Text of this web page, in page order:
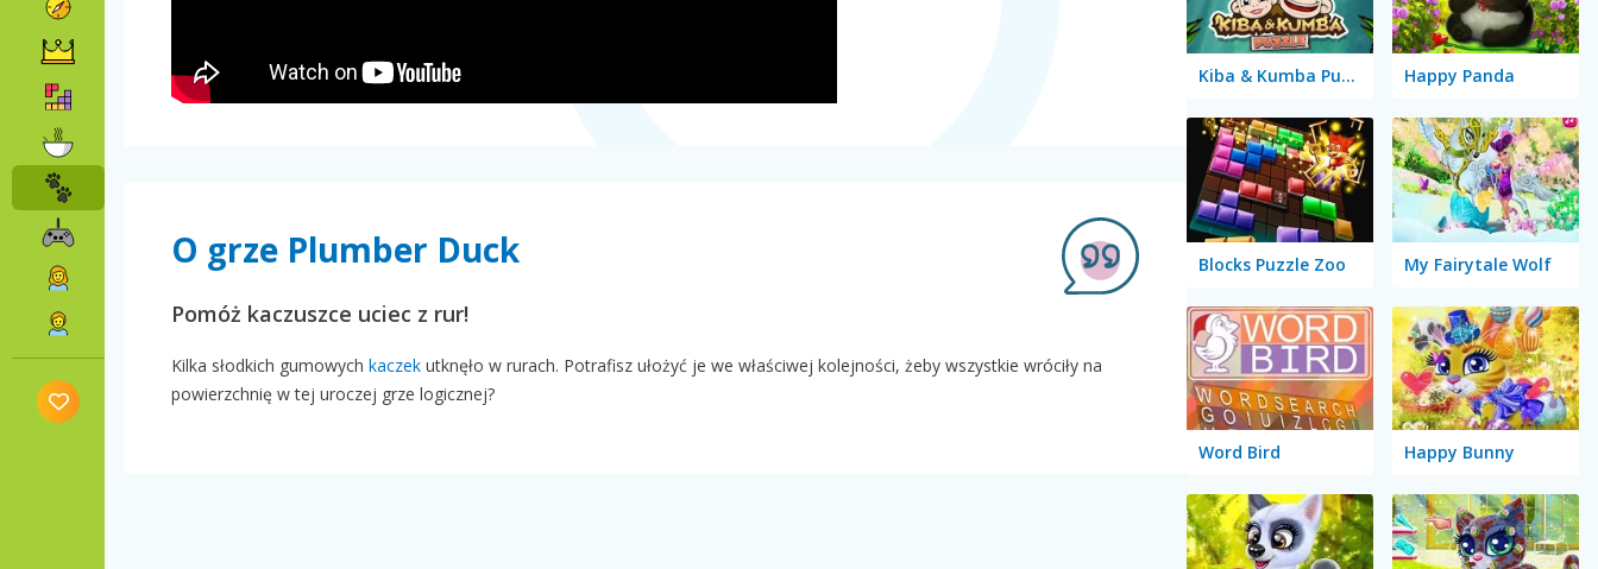
O grze Plumber Duck
Pomóż kaczuszce uciec z rur!
Kilka słodkich gumowych kaczek utknęło w rurach. Potrafisz ułożyć je we właściwej kolejności, żeby wszystkie wróciły na
powierzchnię w tej uroczej grze logicznej?
Kiba & Kumba Puzzle Happy Panda
Blocks Puzzle Zoo My Fairytale Wolf
Word Bird Happy Bunny